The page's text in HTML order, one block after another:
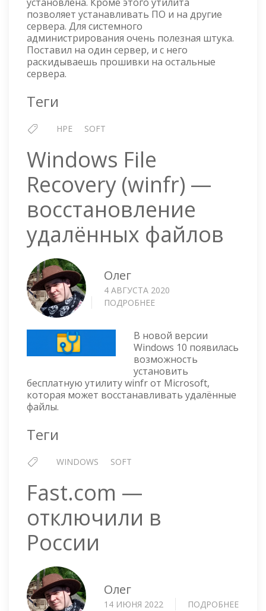
позволяет устанавливать ПО и на другие
сервера. Для системного
администрирования очень полезная штука.
Поставил на один сервер, и с него
раскидываешь прошивки на остальные
сервера.
Теги
HPE SOFT
Windows File
Recovery (winfr) —
восстановление
удалённых файлов
Олег
4 АВГУСТА 2020
ПОДРОБНЕЕ
RECOVERY
(WINFR)
—
ВОССТАНОВЛЕНИЕ
УДАЛЁННЫХ
ФАЙЛОВ
В новой версии
Windows 10 появилась
возможность
установить
бесплатную утилиту winfr от Microsoft,
которая может восстанавливать удалённые
файлы.
Теги
WINDOWS SOFT
Fast.com —
отключили в
России
Олег
14 ИЮНЯ 2022 ПОДРОБНЕЕ